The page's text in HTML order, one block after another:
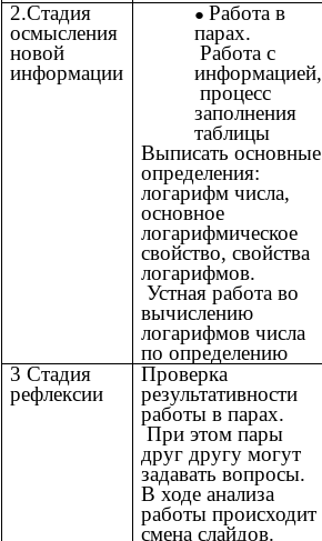
2.Стадия
осмысления
новой
информации
Работа в
парах.
Работа с
информацией,
процесс
заполнения
таблицы
Выписать основные
определения:
логарифм числа,
основное
логарифмическое
свойство, свойства
логарифмов.
Устная работа во
вычислению
логарифмов числа
по определению
3 Стадия
рефлексии
Проверка
результативности
работы в парах.
При этом пары
друг другу могут
задавать вопросы.
В ходе анализа
работы происходит
смена слайдов.